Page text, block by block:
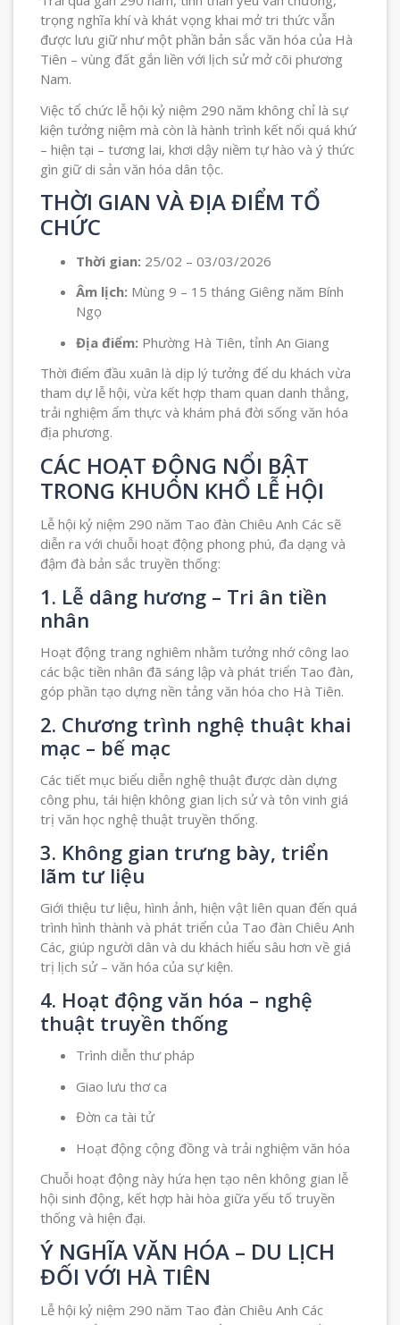
trọng nghĩa khí và khát vọng khai mở tri thức vẫn
được lưu giữ như một phần bản sắc văn hóa của Hà
Tiên – vùng đất gắn liền với lịch sử mở cõi phương
Nam.
Việc tổ chức lễ hội kỷ niệm 290 năm không chỉ là sự
kiện tưởng niệm mà còn là hành trình kết nối quá khứ
– hiện tại – tương lai, khơi dậy niềm tự hào và ý thức
gìn giữ di sản văn hóa dân tộc.
THỜI GIAN VÀ ĐỊA ĐIỂM TỔ
CHỨC
Thời gian: 25/02 – 03/03/2026
Âm lịch: Mùng 9 – 15 tháng Giêng năm Bính
Ngọ
Địa điểm: Phường Hà Tiên, tỉnh An Giang
Thời điểm đầu xuân là dịp lý tưởng để du khách vừa
tham dự lễ hội, vừa kết hợp tham quan danh thắng,
trải nghiệm ẩm thực và khám phá đời sống văn hóa
địa phương.
CÁC HOẠT ĐỘNG NỔI BẬT
TRONG KHUÔN KHỔ LỄ HỘI
Lễ hội kỷ niệm 290 năm Tao đàn Chiêu Anh Các sẽ
diễn ra với chuỗi hoạt động phong phú, đa dạng và
đậm đà bản sắc truyền thống:
1. Lễ dâng hương – Tri ân tiền
nhân
Hoạt động trang nghiêm nhằm tưởng nhớ công lao
các bậc tiền nhân đã sáng lập và phát triển Tao đàn,
góp phần tạo dựng nền tảng văn hóa cho Hà Tiên.
2. Chương trình nghệ thuật khai
mạc – bế mạc
Các tiết mục biểu diễn nghệ thuật được dàn dựng
công phu, tái hiện không gian lịch sử và tôn vinh giá
trị văn học nghệ thuật truyền thống.
3. Không gian trưng bày, triển
lãm tư liệu
Giới thiệu tư liệu, hình ảnh, hiện vật liên quan đến quá
trình hình thành và phát triển của Tao đàn Chiêu Anh
Các, giúp người dân và du khách hiểu sâu hơn về giá
trị lịch sử – văn hóa của sự kiện.
4. Hoạt động văn hóa – nghệ
thuật truyền thống
Trình diễn thư pháp
Giao lưu thơ ca
Đờn ca tài tử
Hoạt động cộng đồng và trải nghiệm văn hóa
Chuỗi hoạt động này hứa hẹn tạo nên không gian lễ
hội sinh động, kết hợp hài hòa giữa yếu tố truyền
thống và hiện đại.
Ý NGHĨA VĂN HÓA – DU LỊCH
ĐỐI VỚI HÀ TIÊN
Lễ hội kỷ niệm 290 năm Tao đàn Chiêu Anh Các